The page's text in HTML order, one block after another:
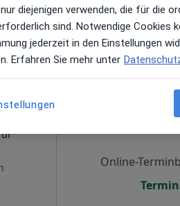
für Termine vor Ort
10 Aug
Online-
diejenigen verwenden, die für die
sind. Notwendige Cookies
jederzeit in den Einstellungen
Erfahren Sie mehr unter